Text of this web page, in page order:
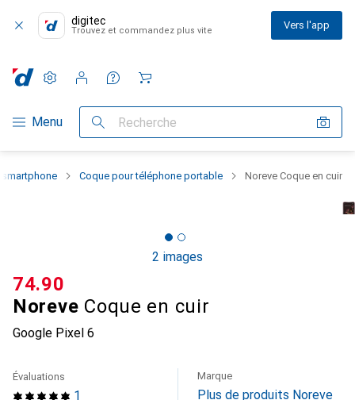
digitec
Trouvez et commandez plus vite Vers l'app
Navigation par catégorie
Menu Recherche
Paramètres
Compte client
Listes de comparaison
Listes d'envies
Panier
Coque pour téléphone portable Noreve Coque en cuir
2 images
Noreve Coque en cuir
Google Pixel 6
CHF
74.90
1
Évaluations Marque
Plus de produits Noreve